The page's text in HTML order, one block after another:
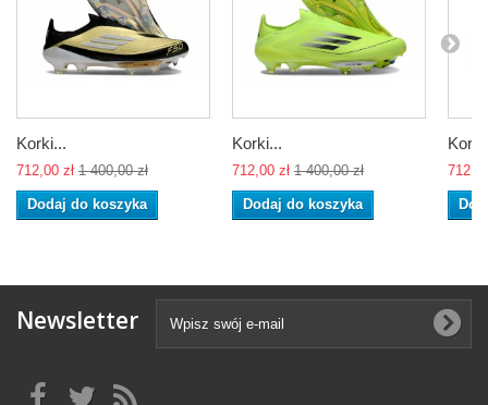
Korki...
712,00 zł 1 400,00 zł
Dodaj do koszyka
Korki...
712,00 zł 1 400,00 zł
Dodaj do koszyka
Newsletter